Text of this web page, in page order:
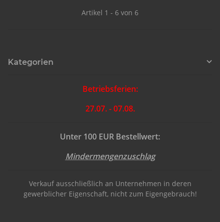
Artikel 1 - 6 von 6
Kategorien
Betriebsferien:
27.07. - 07.08.
Unter 100 EUR Bestellwert:
Mindermengenzuschlag
Verkauf ausschließlich an Unternehmen in deren
gewerblicher Eigenschaft, nicht zum Eigengebrauch!